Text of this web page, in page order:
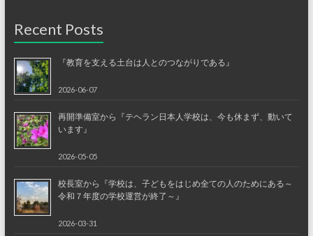
Recent Posts
『教育を支える土台は人とのつながりである』
2026-06-07
再開準備室から『テヘラン日本人学校は、今も休まず、動いて
います』
2026-05-05
校長室から『学校は、子どもをはじめ全ての人のためにある～
令和７年度の学校運営が終了～』
2026-03-31